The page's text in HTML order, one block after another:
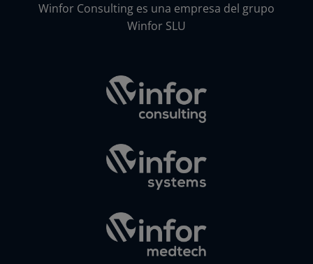
Winfor Consulting es una empresa del grupo
Winfor SLU